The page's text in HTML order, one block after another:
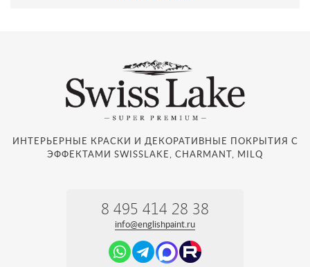
ИНТЕРЬЕРНЫЕ КРАСКИ И ДЕКОРАТИВНЫЕ ПОКРЫТИЯ С
ЭФФЕКТАМИ SWISSLAKE, CHARMANT, MILQ
8 495 414 28 38
info@englishpaint.ru